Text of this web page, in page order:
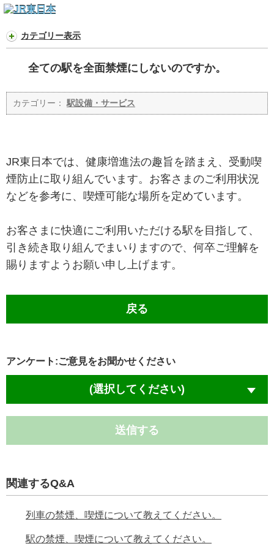
カテゴリー表示
全ての駅を全面禁煙にしないのですか。
カテゴリー： 駅設備・サービス
JR東日本では、健康増進法の趣旨を踏まえ、受動喫
煙防止に取り組んでいます。お客さまのご利用状況
などを参考に、喫煙可能な場所を定めています。
お客さまに快適にご利用いただける駅を目指して、
引き続き取り組んでまいりますので、何卒ご理解を
賜りますようお願い申し上げます。
戻る
アンケート:ご意見をお聞かせください
(選択してください)
送信する
関連するQ&A
列車の禁煙、喫煙について教えてください。
駅の禁煙、喫煙について教えてください。